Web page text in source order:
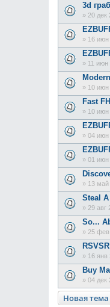
3d
» 20 дек
» 16 июн
» 11 июн
» 10 июн
Fast
» 10 июн
» 04 июн
» 01 июн
» 13 май
Steal
» 29 авг
So...
» 25 фев
» 16 янв
Buy
» 04 дек
Новая тема